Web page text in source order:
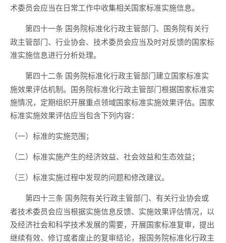
术委员会应当在日常工作中收集相关国家标准实施信息。
第四十一条 国务院标准化行政主管部门、国务院有关行
政主管部门、行业协会、技术委员会应当及时对反馈的国家标
准实施信息进行分析处理。
第四十二条 国务院标准化行政主管部门建立国家标准实
施效果评估机制。国务院标准化行政主管部门根据国家标准实
施情况，定期组织开展重点领域国家标准实施效果评估。国家
标准实施效果评估应当包含下列内容：
（一）标准的实施范围；
（二）标准实施产生的经济效益、社会效益和生态效益；
（三）标准实施过程中发现的问题和修改建议。
第四十三条 国务院有关行政主管部门、有关行业协会或
者技术委员会应当根据实施信息反馈、实施效果评估情况，以
及经济社会和科学技术发展的需要，开展国家标准复审，提出
继续有效、修订或者废止的复审结论，报国务院标准化行政主